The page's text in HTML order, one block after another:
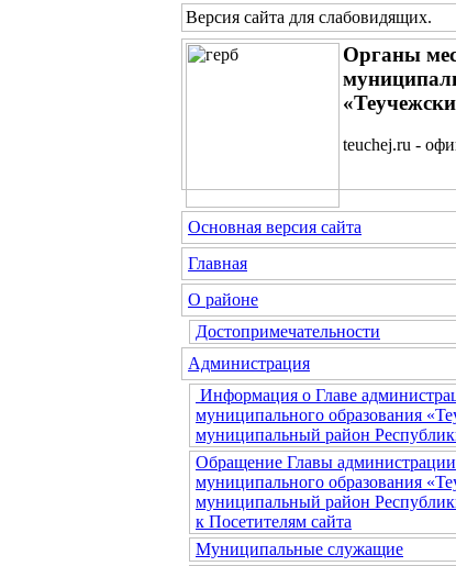
Версия сайта для слабовидящих.
Органы
teuchej.ru -
Основная версия сайта
Главная
О районе
Достопримечательности
Администрация
Информация о Главе
муниципального образования
муниципальный район
Обращение Главы администрации
муниципального образования
муниципальный район
к Посетителям сайта
Муниципальные служащие